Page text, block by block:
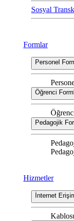
Sosyal
Formlar
Personel
Öğrenci
Pedagojik
Hizmetler
İnternet